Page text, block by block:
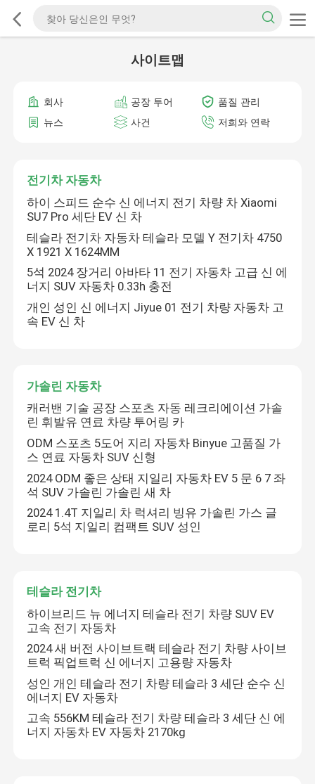
사이트맵
회사 공장 투어
품질 관리
뉴스
사건 저희와 연락
전기차 자동차
하이 스피드 순수 신 에너지 전기 차량 차 Xiaomi
SU7 Pro 세단 EV 신 차
테슬라 전기차 자동차 테슬라 모델 Y 전기차 4750
X 1921 X 1624MM
5석 2024 장거리 아바타 11 전기 자동차 고급 신 에
너지 SUV 자동차 0.33h 충전
개인 성인 신 에너지 Jiyue 01 전기 차량 자동차 고
속 EV 신 차
가솔린 자동차
캐러밴 기술 공장 스포츠 자동 레크리에이션 가솔
린 휘발유 연료 차량 투어링 카
ODM 스포츠 5도어 지리 자동차 Binyue 고품질 가
스 연료 자동차 SUV 신형
2024 ODM 좋은 상태 지일리 자동차 EV 5 문 6 7 좌
석 SUV 가솔린 가솔린 새 차
2024 1.4T 지일리 차 럭셔리 빙유 가솔린 가스 글
로리 5석 지일리 컴팩트 SUV 성인
테슬라 전기차
하이브리드 뉴 에너지 테슬라 전기 차량 SUV EV
고속 전기 자동차
2024 새 버전 사이브트랙 테슬라 전기 차량 사이브
트럭 픽업트럭 신 에너지 고용량 자동차
성인 개인 테슬라 전기 차량 테슬라 3 세단 순수 신
에너지 EV 자동차
고속 556KM 테슬라 전기 차량 테슬라 3 세단 신 에
너지 자동차 EV 자동차 2170kg